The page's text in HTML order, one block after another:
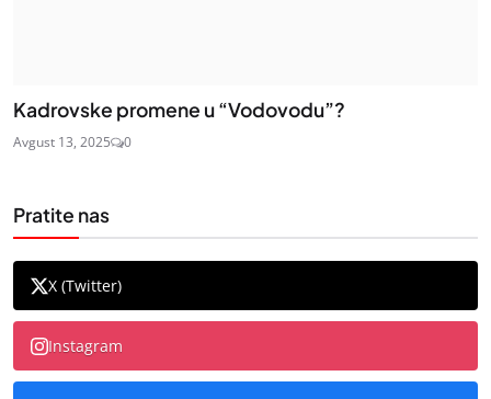
Kadrovske promene u “Vodovodu”?
Avgust 13, 2025 0
Pratite nas
X (Twitter)
Instagram